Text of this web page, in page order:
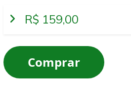
R$ 159,00
Comprar